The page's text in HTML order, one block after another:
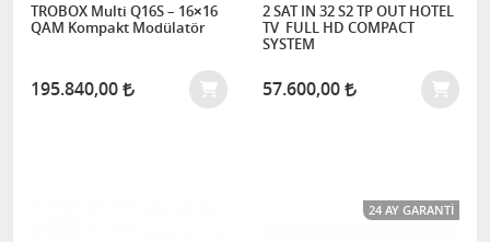
TROBOX Multi Q16S – 16×16
QAM Kompakt Modülatör
195.840,00
2 SAT IN 32 S2 TP OUT HOTEL
TV FULL HD COMPACT
SYSTEM
57.600,00
24 AY GARANTI